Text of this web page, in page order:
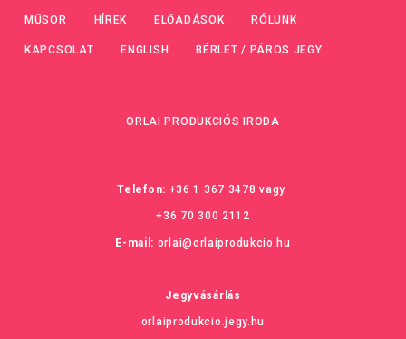
MŰSOR HÍREK ELŐADÁSOK RÓLUNK
KAPCSOLAT ENGLISH BÉRLET / PÁROS JEGY
ORLAI PRODUKCIÓS IRODA
Telefon: +36 1 367 3478 vagy
+36 70 300 2112
E-mail: orlai@orlaiprodukcio.hu
Jegyvásárlás
orlaiprodukcio.jegy.hu